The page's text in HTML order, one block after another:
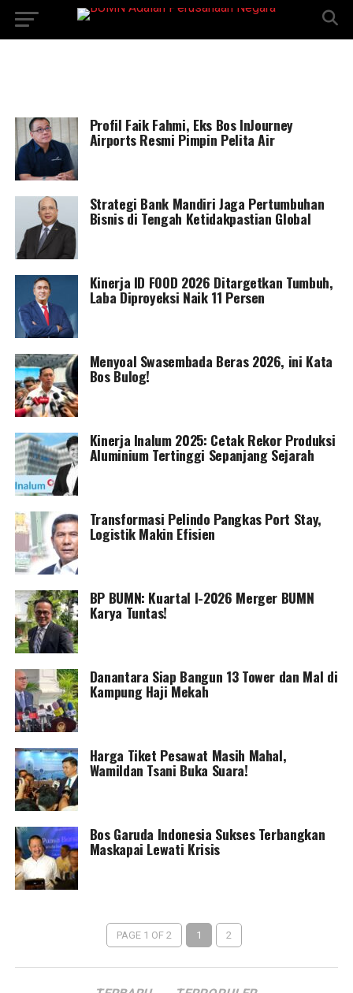
Profil Faik Fahmi, Eks Bos InJourney
Airports Resmi Pimpin Pelita Air
Strategi Bank Mandiri Jaga Pertumbuhan
Bisnis di Tengah Ketidakpastian Global
Kinerja ID FOOD 2026 Ditargetkan Tumbuh,
Laba Diproyeksi Naik 11 Persen
Menyoal Swasembada Beras 2026, ini Kata
Bos Bulog!
Kinerja Inalum 2025: Cetak Rekor Produksi
Aluminium Tertinggi Sepanjang Sejarah
Transformasi Pelindo Pangkas Port Stay,
Logistik Makin Efisien
BP BUMN: Kuartal I-2026 Merger BUMN
Karya Tuntas!
Danantara Siap Bangun 13 Tower dan Mal di
Kampung Haji Mekah
Harga Tiket Pesawat Masih Mahal,
Wamildan Tsani Buka Suara!
Bos Garuda Indonesia Sukses Terbangkan
Maskapai Lewati Krisis
PAGE 1 OF 2 1 2